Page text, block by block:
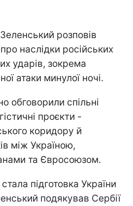
розповів
наслідки російських
ударів, зокрема
атаки минулої ночі.
обговорили спільні
проєкти -
коридору й
між Україною,
та Євросоюзом.
підготовка України
подякував Сербії